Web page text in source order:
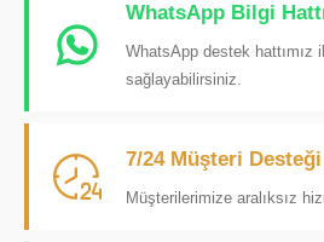
WhatsApp Bilgi
WhatsApp destek hattımız
sağlayabilirsiniz.
7/24 Müşteri Desteği
Müşterilerimize aralıksız